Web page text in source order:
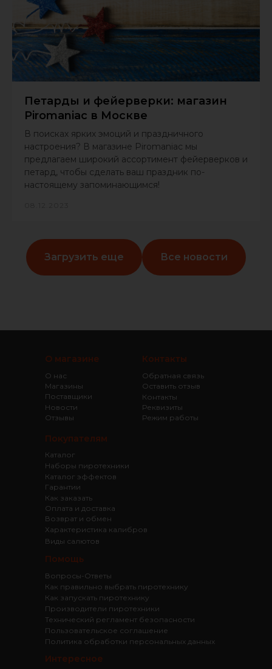
Петарды и фейерверки: магазин
Piromaniac в Москве
В поисках ярких эмоций и праздничного
настроения? В магазине Piromaniac мы
предлагаем широкий ассортимент фейерверков и
петард, чтобы сделать ваш праздник по-
настоящему запоминающимся!
Загрузить еще Все новости
Покупателям
Каталог эффектов
Гарантии
Как заказать
Оплата и доставка
Возврат и обмен
Помощь
Вопросы-Ответы
Как правильно выбрать пиротехнику
Как запускать пиротехнику
Производители пиротехники
Технический регламент безопасности
Пользовательское соглашение
Политика обработки персональных данных
О магазине
О нас
Магазины
Поставщики
Новости
Отзывы
Каталог
Наборы пиротехники
Характеристика калибров
Виды салютов
Контакты
Обратная связь
Оставить отзыв
Контакты
Реквизиты
Режим работы
Интересное